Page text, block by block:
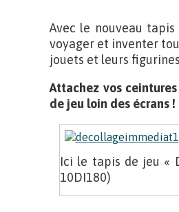
Avec le nouveau
voyager et inventer
jouets et leurs
Attachez vos
de jeu loin des écrans !
Ici le tapis de jeu «
10DI180)